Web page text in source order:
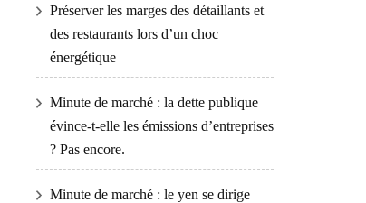
Préserver les marges des détaillants et
des restaurants lors d’un choc
énergétique
Minute de marché : la dette publique
évince-t-elle les émissions d’entreprises
? Pas encore.
Minute de marché : le yen se dirige